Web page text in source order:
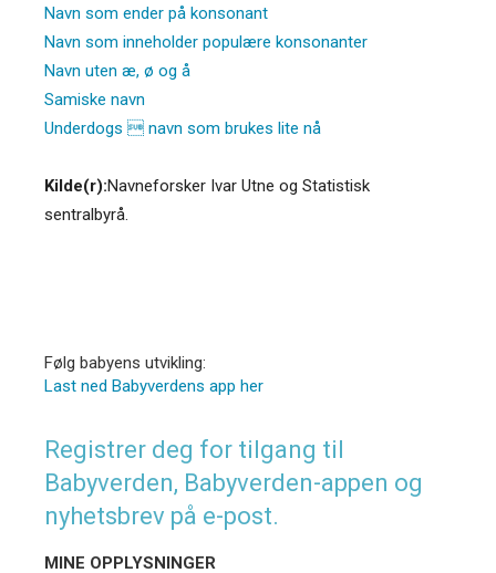
Navn som ender på konsonant
Navn som inneholder populære konsonanter
Navn uten æ, ø og å
Samiske navn
Underdogs  navn som brukes lite nå
Kilde(r):Navneforsker Ivar Utne og Statistisk
sentralbyrå.
Følg babyens utvikling:
Last ned Babyverdens app her
Registrer deg for tilgang til
Babyverden, Babyverden-appen og
nyhetsbrev på e-post.
MINE OPPLYSNINGER